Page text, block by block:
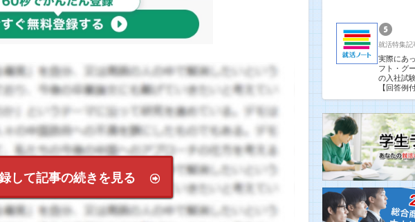
して記事の続きを見る
就活特集記
実際にあ
フト・グ
の入社試
【回答例